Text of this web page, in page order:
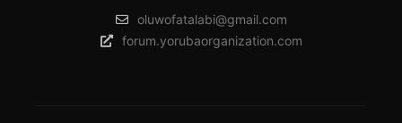
oluwofatalabi@gmail.com
forum.yorubaorganization.com